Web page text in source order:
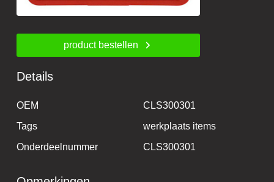
product bestellen
Details
OEM
CLS300301
Tags
werkplaats items
Onderdeelnummer
CLS300301